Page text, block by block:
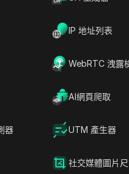
IP 地址列表
WebRTC 洩露
AI網頁爬取
器 UTM 產生器
社交媒體圖片
更多，
搜尋
號掃
問題。
的步
文章
有